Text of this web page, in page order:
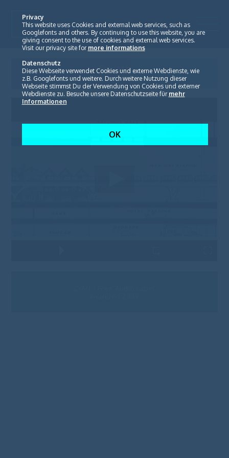
Smooth
Robotic Park
Privacy
This website uses Cookies and external web services, such as
Googlefonts and others. By continuing to use this website, you are
giving consent to the use of cookies and external web services.
Visit our privacy site for more informations
Datenschutz
Diese Webseite verwendet Cookies und externe Webdienste, wie
z.B. Googlefonts und weitere. Durch weitere Nutzung dieser
Webseite stimmst Du der Verwendung von Cookies und externer
Webdienste zu. Besuche unsere Datenschutzseite für mehr
Informationen
OK